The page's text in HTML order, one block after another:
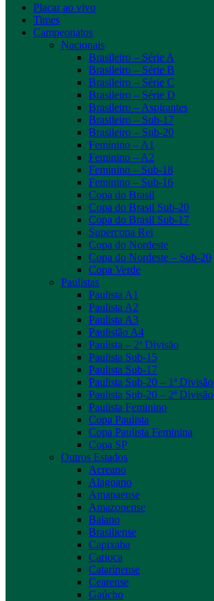
Placar ao vivo
Times
Campeonatos
Nacionais
Brasileiro – Série A
Brasileiro – Série B
Brasileiro – Série C
Brasileiro – Série D
Brasileiro – Aspirantes
Brasileiro – Sub-17
Brasileiro – Sub-20
Feminino – A1
Feminino – A2
Feminino – Sub-18
Feminino – Sub-16
Copa do Brasil
Copa do Brasil Sub-20
Copa do Brasil Sub-17
Supercopa Rei
Copa do Nordeste
Copa do Nordeste – Sub-20
Copa Verde
Paulistas
Paulista A1
Paulista A2
Paulista A3
Paulistão A4
Paulista – 2ª Divisão
Paulista Sub-15
Paulista Sub-17
Paulista Sub-20 – 1ª Divisão
Paulista Sub-20 – 2ª Divisão
Paulista Feminino
Copa Paulista
Copa Paulista Feminina
Copa SP
Outros Estados
Acreano
Alagoano
Amapaense
Amazonense
Baiano
Brasiliense
Capixaba
Carioca
Catarinense
Cearense
Gaúcho